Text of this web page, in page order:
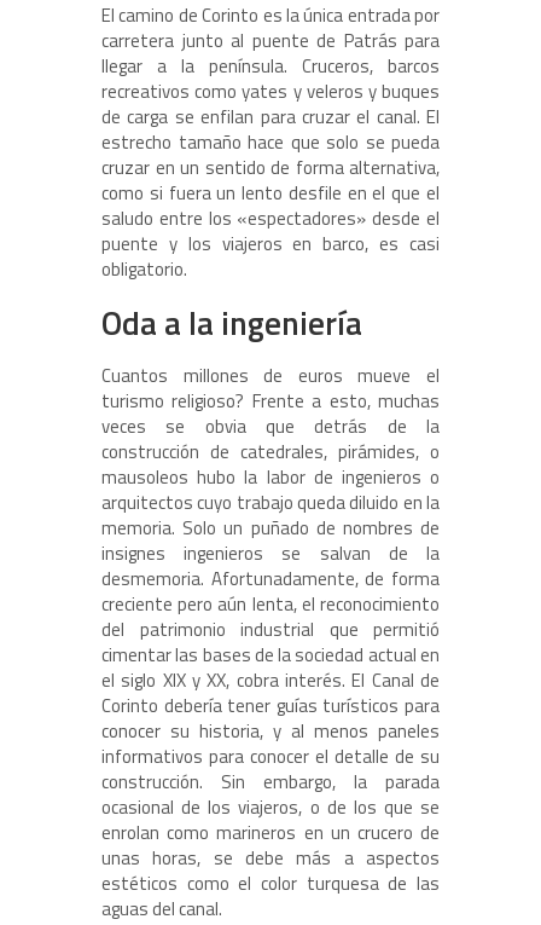
El camino de Corinto es la única entrada por
carretera junto al puente de Patrás para
llegar a la península. Cruceros, barcos
recreativos como yates y veleros y buques
de carga se enfilan para cruzar el canal. El
estrecho tamaño hace que solo se pueda
cruzar en un sentido de forma alternativa,
como si fuera un lento desfile en el que el
saludo entre los «espectadores» desde el
puente y los viajeros en barco, es casi
obligatorio.
Oda a la ingeniería
Cuantos millones de euros mueve el
turismo religioso? Frente a esto, muchas
veces se obvia que detrás de la
construcción de catedrales, pirámides, o
mausoleos hubo la labor de ingenieros o
arquitectos cuyo trabajo queda diluido en la
memoria. Solo un puñado de nombres de
insignes ingenieros se salvan de la
desmemoria. Afortunadamente, de forma
creciente pero aún lenta, el reconocimiento
del patrimonio industrial que permitió
cimentar las bases de la sociedad actual en
el siglo XIX y XX, cobra interés. El Canal de
Corinto debería tener guías turísticos para
conocer su historia, y al menos paneles
informativos para conocer el detalle de su
construcción. Sin embargo, la parada
ocasional de los viajeros, o de los que se
enrolan como marineros en un crucero de
unas horas, se debe más a aspectos
estéticos como el color turquesa de las
aguas del canal.